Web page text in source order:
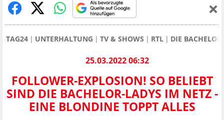
TAG24 UNTERHALTUNG TV & SHOWS RTL DIE
25.03.2022 06:32
FOLLOWER-EXPLOSION! SO BELIEBT
SIND DIE BACHELOR-LADYS IM NETZ -
EINE BLONDINE TOPPT ALLES